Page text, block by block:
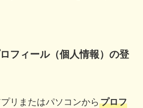
フィール（個人情報）の登
リまたはパソコンから プロフ